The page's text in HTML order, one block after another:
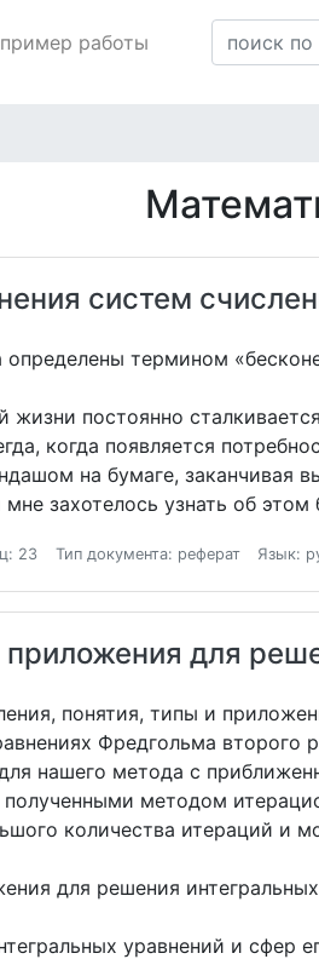
работы
систем
термином
жизни постоянно
когда появляется
на бумаге,
захотелось узнать об этом
23 Тип документа: реферат Язык:
приложения для
понятия, типы и
Фредгольма
нашего метода с
методом
количества итераций и
для решения
уравнений и сфер